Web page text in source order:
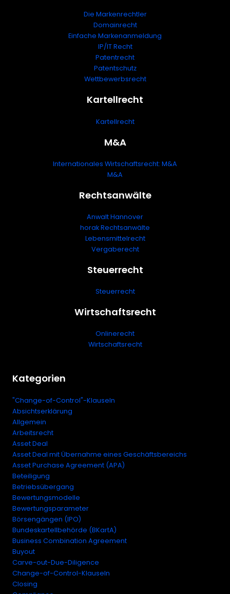
Die Markenrechtler
Domainrecht
Einfache Markenanmeldung
IP/IT Recht
Patentrecht
Patentschutz
Wettbewerbsrecht
Kartellrecht
Kartellrecht
M&A
Internationales Wirtschaftsrecht: M&A
M&A
Rechtsanwälte
Anwalt Hannover
horak Rechtsanwälte
Lebensmittelrecht
Vergaberecht
Steuerrecht
Steuerrecht
Wirtschaftsrecht
Onlinerecht
Wirtschaftsrecht
Kategorien
"Change-of-Control"-Klauseln
Absichtserklärung
Allgemein
Arbeitsrecht
Asset Deal
Asset Deal mit Übernahme eines Geschäftsbereichs
Asset Purchase Agreement (APA)
Beteiligung
Betriebsübergang
Bewertungsmodelle
Bewertungsparameter
Börsengängen (IPO)
Bundeskartellbehörde (BKartA)
Business Combination Agreement
Buyout
Carve-out-Due-Diligence
Change-of-Control-Klauseln
Closing